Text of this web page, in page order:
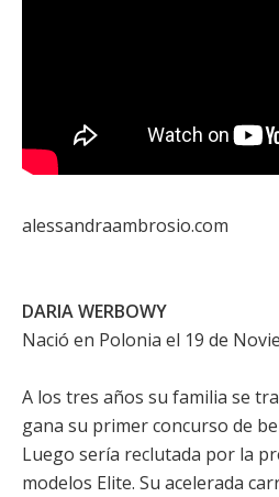
alessandraambrosio.com
DARIA WERBOWY
Nació en Polonia el 19 de
A los tres años su familia se
gana su primer concurso de
Luego sería reclutada por la
modelos Elite. Su acelerada